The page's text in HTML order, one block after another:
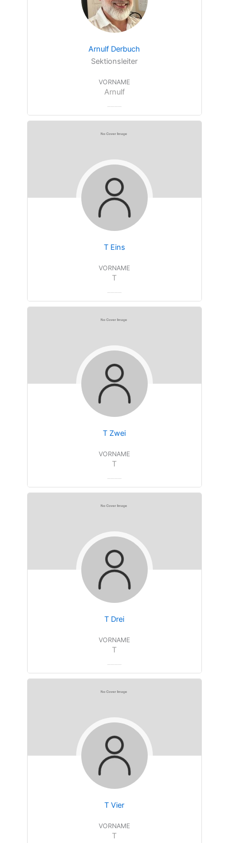
Arnulf Derbuch
Sektionsleiter
VORNAME
Arnulf
T Eins
VORNAME
T
T Zwei
VORNAME
T
T Drei
VORNAME
T
T Vier
VORNAME
T